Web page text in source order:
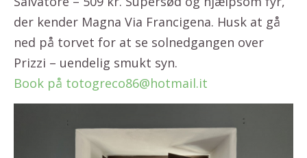
der kender Magna Via Francigena. Husk at gå
ned på torvet for at se solnedgangen over
Prizzi – uendelig smukt syn.
Book på totogreco86@hotmail.it